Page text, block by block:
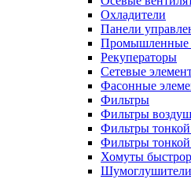
Охладители
Панели
Промышленные
Рекуператоры
Сетевые
Фасонные
Фильтры
Фильтры
Фильтры
Фильтры
Хомуты
Шумоглушители